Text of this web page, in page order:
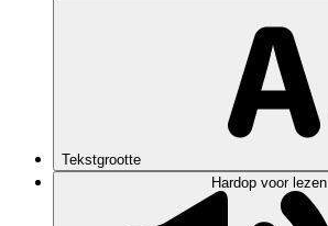
Tekstgrootte
Hardop voor lezen